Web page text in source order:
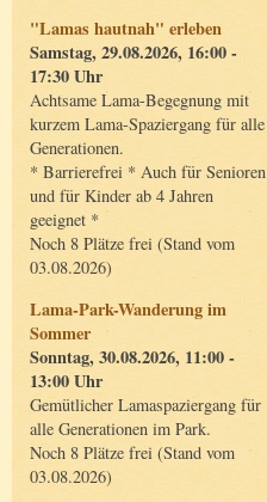
"Lamas hautnah" erleben
Samstag, 29.08.2026, 16:00 -
17:30 Uhr
Achtsame Lama-Begegnung mit
kurzem Lama-Spaziergang für alle
Generationen.
* Barrierefrei * Auch für Senioren
und für Kinder ab 4 Jahren
geeignet *
Noch 8 Plätze frei (Stand vom
03.08.2026)
Lama-Park-Wanderung im
Sommer
Sonntag, 30.08.2026, 11:00 -
13:00 Uhr
Gemütlicher Lamaspaziergang für
alle Generationen im Park.
Noch 8 Plätze frei (Stand vom
03.08.2026)